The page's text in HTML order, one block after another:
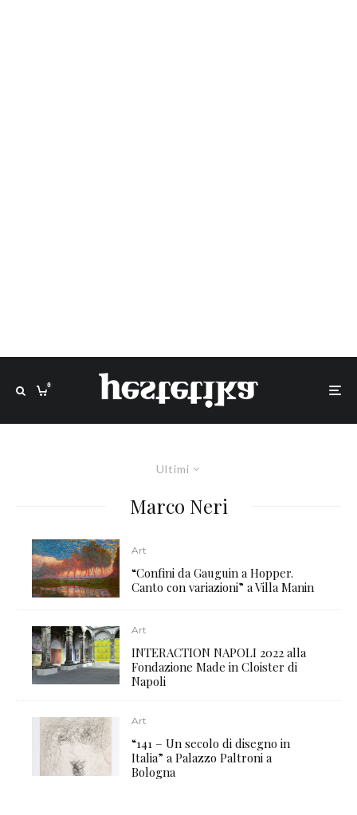
0
Ultimi
Marco Neri
Art
“Confini da Gauguin a Hopper.
Canto con variazioni” a Villa Manin
Art
INTERACTION NAPOLI 2022 alla
Fondazione Made in Cloister di
Napoli
Art
“141 – Un secolo di disegno in
Italia” a Palazzo Paltroni a
Bologna